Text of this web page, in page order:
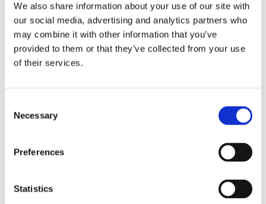
We also share information about your use of our site with
our social media, advertising and analytics partners who
may combine it with other information that you’ve
provided to them or that they’ve collected from your use
of their services.
Selection
Necessary
Preferences
Statistics
bränslekostnader men